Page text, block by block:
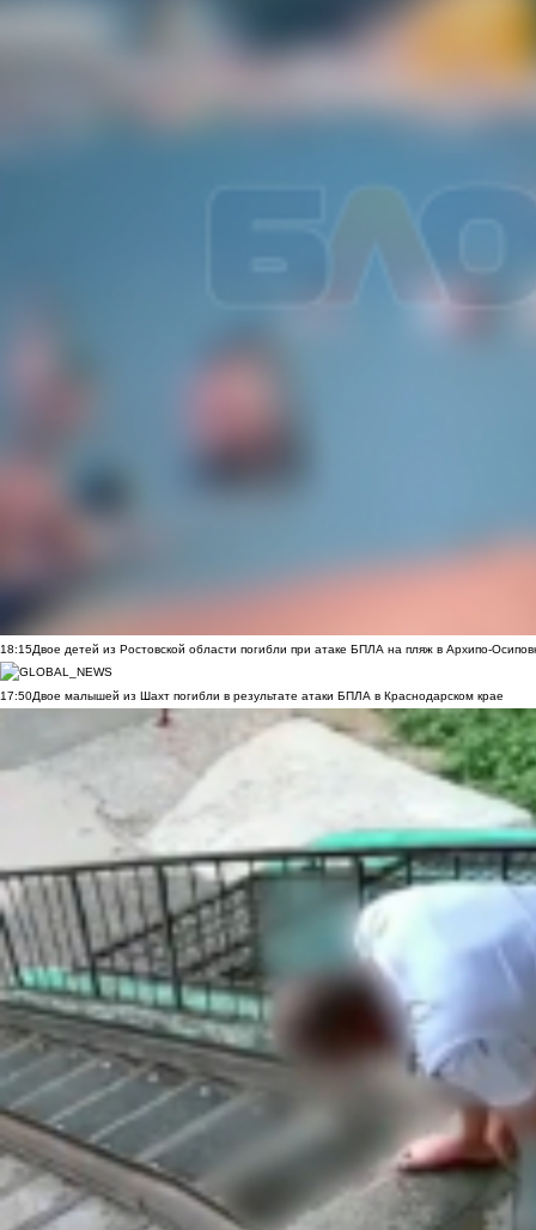
18:15Двое детей из Ростовской области погибли при атаке БПЛА на пляж в Архипо-
17:50Двое малышей из Шахт погибли в результате атаки БПЛА в Краснодарском крае